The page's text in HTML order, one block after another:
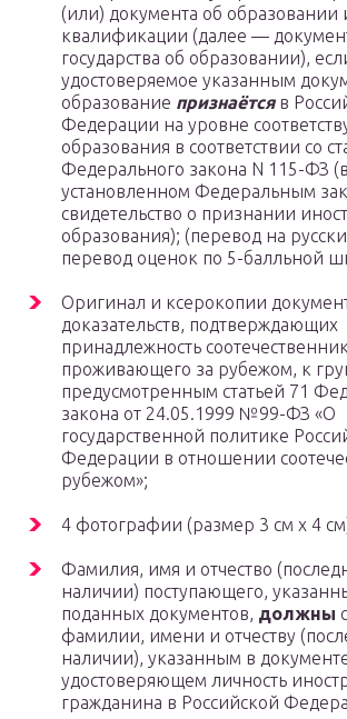
(или) документа об образовании
квалификации (далее —
государства об образовании),
удостоверяемое указанным
образование признаётсяв
Федерации на уровне
образования в соответствии со
Федерального закона N 115-ФЗ
установленном Федеральным
свидетельство о признании
образования); (перевод на
перевод оценок по 5-балльной
Оригинал и ксерокопии
доказательств, подтверждающих
принадлежность
проживающего за рубежом, к
предусмотренным статьей 71
закона от 24.05.1999 №99-ФЗ «О
государственной политике
Федерации в отношении
рубежом»;
4 фотографии (размер 3 см х 4
Фамилия, имя и отчество
наличии) поступающего,
поданных документов, должны
фамилии, имени и отчеству
наличии), указанным в
удостоверяющем личность
гражданина в Российской